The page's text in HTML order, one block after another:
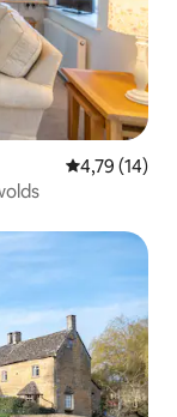
საშუალო
4,79 (14)